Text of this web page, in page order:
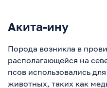
Акита-ину
Порода возникла в
располагающейся на
псов использовались
животных, таких как